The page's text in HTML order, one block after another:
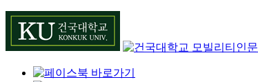
Skip
content